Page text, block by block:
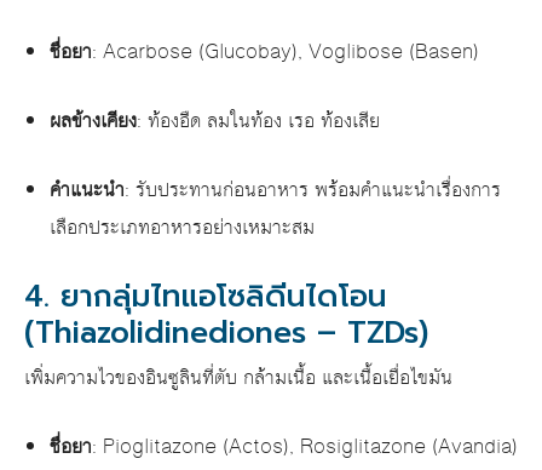
ชื่อยา: Acarbose (Glucobay), Voglibose (Basen)
ผลข้างเคียง: ท้องอืด ลมในท้อง เรอ ท้องเสีย
คำแนะนำ: รับประทานก่อนอาหาร พร้อมคำแนะนำเรื่องการ
เลือกประเภทอาหารอย่างเหมาะสม
4. ยากลุ่มไทแอโซลิดีนไดโอน
(Thiazolidinediones – TZDs)
เพิ่มความไวของอินซูลินที่ตับ กล้ามเนื้อ และเนื้อเยื่อไขมัน
ชื่อยา: Pioglitazone (Actos), Rosiglitazone (Avandia)